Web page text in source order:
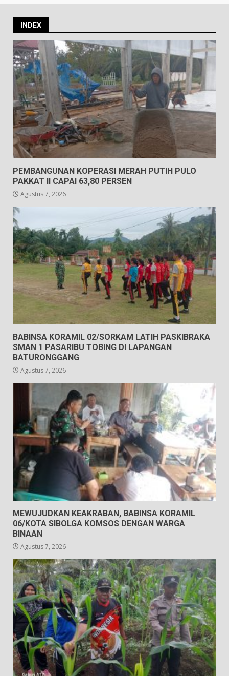
INDEX
PEMBANGUNAN KOPERASI MERAH PUTIH PULO
PAKKAT II CAPAI 63,80 PERSEN
Agustus 7, 2026
BABINSA KORAMIL 02/SORKAM LATIH PASKIBRAKA
SMAN 1 PASARIBU TOBING DI LAPANGAN
BATURONGGANG
Agustus 7, 2026
MEWUJUDKAN KEAKRABAN, BABINSA KORAMIL
06/KOTA SIBOLGA KOMSOS DENGAN WARGA
BINAAN
Agustus 7, 2026